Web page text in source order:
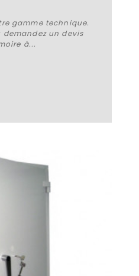
gamme technique.
demandez un devis
à...